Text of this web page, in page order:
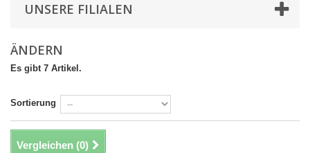
UNSERE FILIALEN
ÄNDERN
Es gibt 7 Artikel.
Sortierung
Vergleichen (0)